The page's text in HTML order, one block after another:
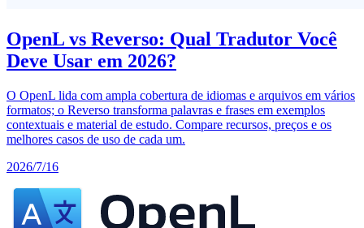
OpenL vs Reverso: Qual Tradutor Você
Deve Usar em 2026?
O OpenL lida com ampla cobertura de idiomas e arquivos em vários
formatos; o Reverso transforma palavras e frases em exemplos
contextuais e material de estudo. Compare recursos, preços e os
melhores casos de uso de cada um.
2026/7/16